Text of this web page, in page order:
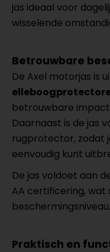
jas ideaal voor
wisselende
Betrouwbare
De Axel motorjas is
betrouwbare
Daarnaast is de jas
rugprotector, zodat
eenvoudig kunt
De jas voldoet aan
AA certificering,
beschermingsniveau.
Praktisch en